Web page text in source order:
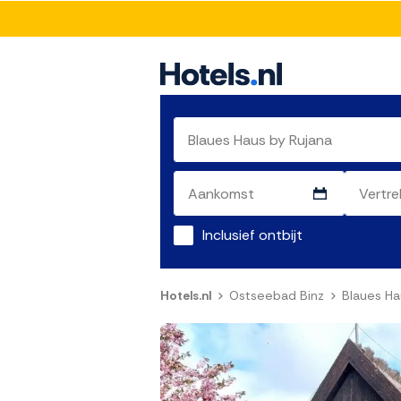
Inclusief ontbijt
Hotels.nl Ostseebad Binz Blaues